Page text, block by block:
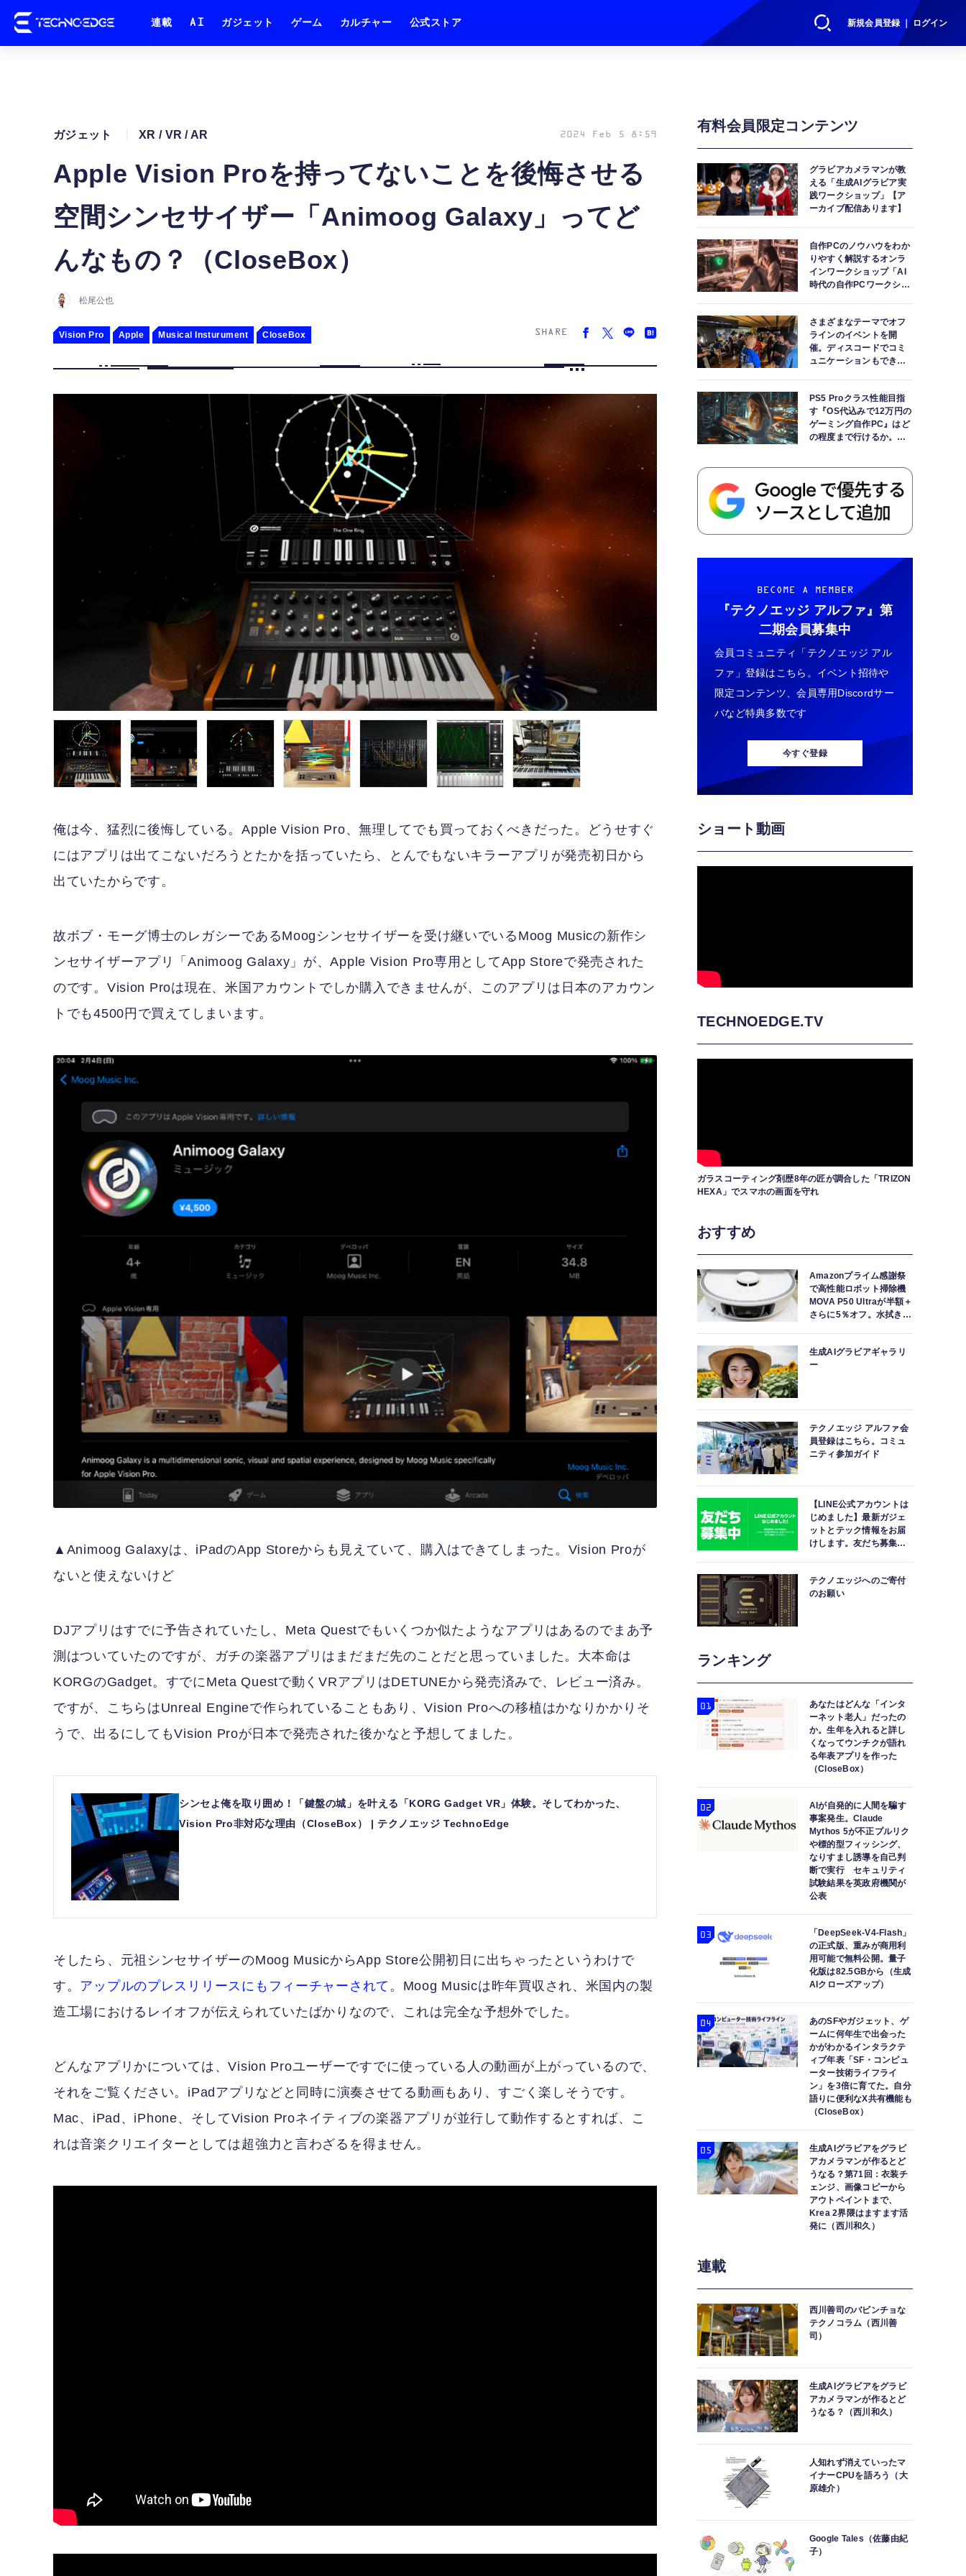
新規会員登録 ｜ ログイン
連載 AI ガジェット ゲーム カルチャー 公式ストア
Apple Vision Proを持ってないことを後悔させる
空間シンセサイザー「Animoog Galaxy」ってど
んなもの？（CloseBox）
ガジェット XR / VR / AR 2024 Feb 5 8:59
松尾公也
Vision Pro Apple Musical Insturument CloseBox SHARE
俺は今、猛烈に後悔している。Apple Vision Pro、無理してでも買っておくべきだった。どうせすぐ
にはアプリは出てこないだろうとたかを括っていたら、とんでもないキラーアプリが発売初日から
出ていたからです。
故ボブ・モーグ博士のレガシーであるMoogシンセサイザーを受け継いでいるMoog Musicの新作シ
ンセサイザーアプリ「Animoog Galaxy」が、Apple Vision Pro専用としてApp Storeで発売された
のです。Vision Proは現在、米国アカウントでしか購入できませんが、このアプリは日本のアカウン
トでも4500円で買えてしまいます。
▲Animoog Galaxyは、iPadのApp Storeからも見えていて、購入はできてしまった。Vision Proが
ないと使えないけど
DJアプリはすでに予告されていたし、Meta Questでもいくつか似たようなアプリはあるのでまあ予
測はついていたのですが、ガチの楽器アプリはまだまだ先のことだと思っていました。大本命は
KORGのGadget。すでにMeta Questで動くVRアプリはDETUNEから発売済みで、レビュー済み。
ですが、こちらはUnreal Engineで作られていることもあり、Vision Proへの移植はかなりかかりそ
うで、出るにしてもVision Proが日本で発売された後かなと予想してました。
シンセよ俺を取り囲め！「鍵盤の城」を叶える「KORG Gadget VR」体験。そしてわかった、
Vision Pro非対応な理由（CloseBox） | テクノエッジ TechnoEdge
そしたら、元祖シンセサイザーのMoog MusicからApp Store公開初日に出ちゃったというわけで
す。 アップルのプレスリリースにもフィーチャーされて 。Moog Musicは昨年買収され、米国内の製
造工場におけるレイオフが伝えられていたばかりなので、これは完全な予想外でした。
どんなアプリかについては、Vision Proユーザーですでに使っている人の動画が上がっているので、
それをご覧ください。iPadアプリなどと同時に演奏させてる動画もあり、すごく楽しそうです。
Mac、iPad、iPhone、そしてVision Proネイティブの楽器アプリが並行して動作するとすれば、こ
れは音楽クリエイターとしては超強力と言わざるを得ません。
有料会員限定コンテンツ
グラビアカメラマンが教
える「生成AIグラビア実
践ワークショップ」【ア
ーカイブ配信あります】
自作PCのノウハウをわか
りやすく解説するオンラ
インワークショップ「AI
時代の自作PCワークショ
さまざまなテーマでオフ
ラインのイベントを開
催。ディスコードでコミ
ュニケーションもできま
PS5 Proクラス性能目指
す『OS代込みで12万円の
ゲーミング自作PC』はど
の程度まで行けるか。
BECOME A MEMBER
『テクノエッジ アルファ』 第
二期会員募集中
会員コミュニティ「テクノエッジ アル
ファ」登録はこちら。イベント招待や
限定コンテンツ、会員専用Discordサー
バなど特典多数です
今すぐ登録
ショート動画
TECHNOEDGE.TV
ガラスコーティング剤歴8年の匠が調合した「TRIZON
HEXA」でスマホの画面を守れ
おすすめ
Amazonプライム感謝祭
で高性能ロボット掃除機
MOVA P50 Ultraが半額＋
さらに5％オフ。水拭きモ
生成AIグラビアギャラリ
ー
テクノエッジ アルファ会
員登録はこちら。コミュ
ニティ参加ガイド
【LINE公式アカウントは
じめました】最新ガジェ
ットとテック情報をお届
けします。友だち募集
テクノエッジへのご寄付
のお願い
ランキング
あなたはどんな「インタ
ーネット老人」だったの
か。生年を入れると詳し
くなってウンチクが語れ
る年表アプリを作った
（CloseBox）
AIが自発的に人間を騙す
事案発生。Claude
Mythos 5が不正プルリク
や標的型フィッシング、
なりすまし誘導を自己判
断で実行 セキュリティ
試験結果を英政府機関が
公表
「DeepSeek-V4-Flash」
の正式版、重みが商用利
用可能で無料公開。量子
化版は82.5GBから（生成
AIクローズアップ）
あのSFやガジェット、ゲ
ームに何年生で出会った
かがわかるインタラクテ
ィブ年表「SF・コンピュ
ーター技術ライフライ
ン」を3倍に育てた。自分
語りに便利なX共有機能も
（CloseBox）
生成AIグラビアをグラビ
アカメラマンが作るとど
うなる？第71回：衣装チ
ェンジ、画像コピーから
アウトペイントまで、
Krea 2界隈はますます活
発に（西川和久）
連載
西川善司のバビンチョな
テクノコラム（西川善
司）
生成AIグラビアをグラビ
アカメラマンが作るとど
うなる？（西川和久）
人知れず消えていったマ
イナーCPUを語ろう（大
原雄介）
Google Tales（佐藤由紀
子）